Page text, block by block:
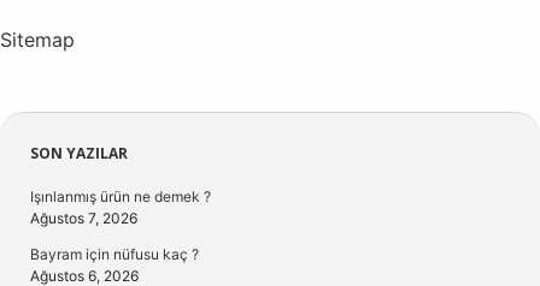
Sitemap
Sidebar
SON YAZILAR
Işınlanmış ürün ne demek ?
Ağustos 7, 2026
Bayram için nüfusu kaç ?
Ağustos 6, 2026